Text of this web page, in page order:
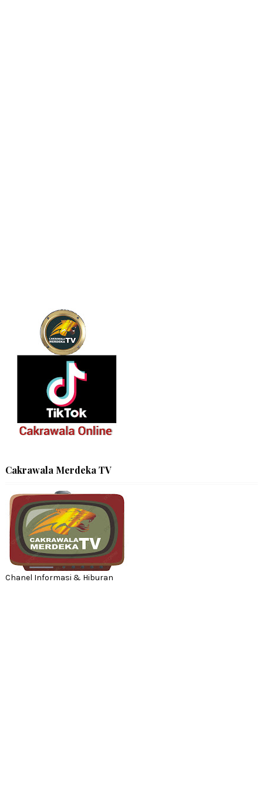
Cakrawala Merdeka TV
Chanel Informasi & Hiburan